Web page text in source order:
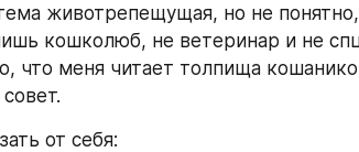
животрепещущая, но не
кошколюб, не ветеринар и не
что меня читает толпища
от себя: